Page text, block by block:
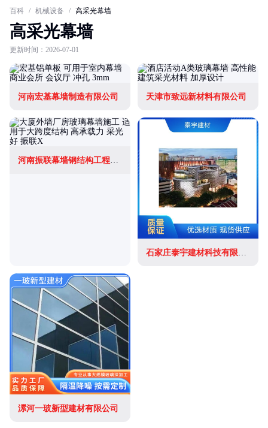
百科 / 机械设备 / 高采光幕墙
高采光幕墙
更新时间：2026-07-01
河南宏基幕墙制造有限公司 天津市致远新材料有限公司
河南振联幕墙钢结构工程有限公司
石家庄泰宇建材科技有限公司
漯河一玻新型建材有限公司